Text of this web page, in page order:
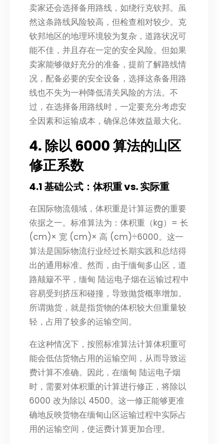
卖家还会选择备用路线，如绕行克钦邦。虽
然这条路线风险较高，但检查相对较少。克
钦邦地区的地理环境较为复杂，道路状况可
能不佳，并且存在一定的安全风险。但如果
卖家能够做好充分的准备，提前了解路线情
况，配备必要的安全设备，选择这条备用路
线也不失为一种降低清关风险的方法。不
过，在选择备用路线时，一定要充分考虑安
全因素和运输成本，确保总体效益最大化。
4. 除以 6000 算法的山区
修正系数
4.1 基础公式：体积重 vs. 实际重
在国际物流领域，体积重是计算运费的重要
依据之一。标准算法为：体积重（kg）= 长
(cm)× 宽 (cm)× 高 (cm)÷6000。这一
算法是国际物流行业经过长期实践和总结得
出的通用标准。然而，由于缅甸多山区，道
路颠簸不平，缅甸 陆运电子烟在运输过程中
容易受到挤压和碰撞，导致抛货概率增加。
所谓抛货，就是指货物的体积较大但重量较
轻，占用了较多的运输空间。
在这种情况下，按照标准算法计算体积重可
能会低估货物占用的运输空间，从而导致运
费计算不准确。因此，在缅甸 陆运电子烟
时，需要对体积重的计算进行修正，将除以
6000 改为除以 4500。这一修正能够更准
确地反映货物在缅甸山区运输过程中实际占
用的运输空间，使运费计算更加合理。